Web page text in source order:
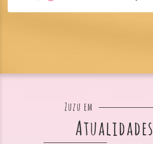
Zuzu em
Atualidades